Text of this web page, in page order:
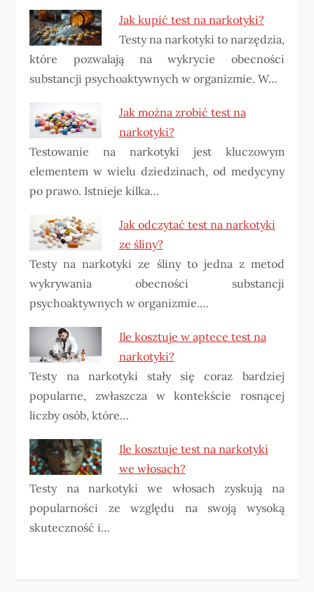
Jak kupić test na narkotyki?
Testy na narkotyki to narzędzia,
które pozwalają na wykrycie obecności
substancji psychoaktywnych w organizmie. W…
Jak można zrobić test na
narkotyki?
Testowanie na narkotyki jest kluczowym
elementem w wielu dziedzinach, od medycyny
po prawo. Istnieje kilka…
Jak odczytać test na narkotyki
ze śliny?
Testy na narkotyki ze śliny to jedna z metod
wykrywania obecności substancji
psychoaktywnych w organizmie.…
Ile kosztuje w aptece test na
narkotyki?
Testy na narkotyki stały się coraz bardziej
popularne, zwłaszcza w kontekście rosnącej
liczby osób, które…
Ile kosztuje test na narkotyki
we włosach?
Testy na narkotyki we włosach zyskują na
popularności ze względu na swoją wysoką
skuteczność i…